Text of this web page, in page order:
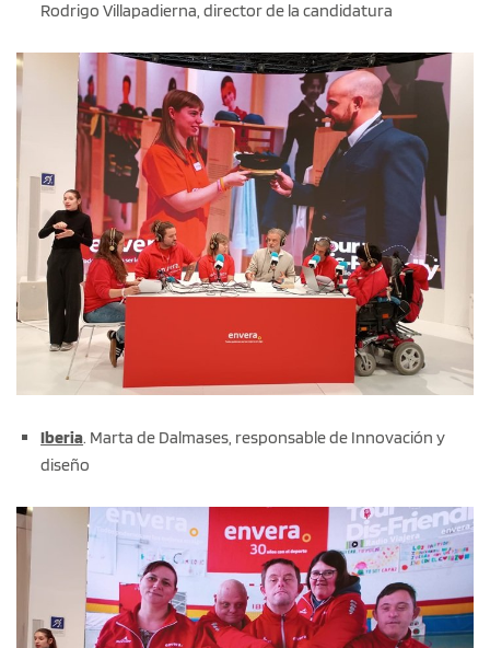
Rodrigo Villapadierna, director de la candidatura
Iberia. Marta de Dalmases, responsable de Innovación y
diseño